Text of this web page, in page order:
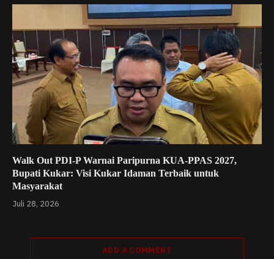
Walk Out PDI-P Warnai Paripurna KUA-PPAS 2027,
Bupati Kukar: Visi Kukar Idaman Terbaik untuk
Masyarakat
Juli 28, 2026
ADD A COMMENT